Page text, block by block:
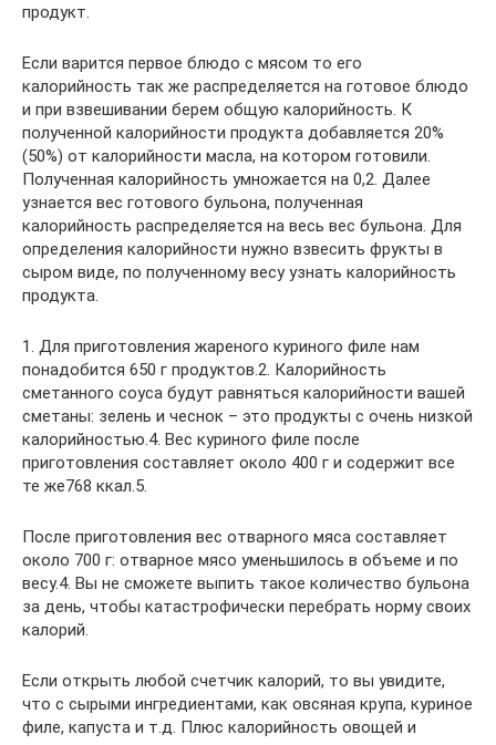
продукт.
Если варится первое блюдо с мясом то его
калорийность так же распределяется на готовое блюдо
и при взвешивании берем общую калорийность. К
полученной калорийности продукта добавляется 20%
(50%) от калорийности масла, на котором готовили.
Полученная калорийность умножается на 0,2. Далее
узнается вес готового бульона, полученная
калорийность распределяется на весь вес бульона. Для
определения калорийности нужно взвесить фрукты в
сыром виде, по полученному весу узнать калорийность
продукта.
1. Для приготовления жареного куриного филе нам
понадобится 650 г продуктов.2. Калорийность
сметанного соуса будут равняться калорийности вашей
сметаны: зелень и чеснок – это продукты с очень низкой
калорийностью.4. Вес куриного филе после
приготовления составляет около 400 г и содержит все
те же768 ккал.5.
После приготовления вес отварного мяса составляет
около 700 г: отварное мясо уменьшилось в объеме и по
весу.4. Вы не сможете выпить такое количество бульона
за день, чтобы катастрофически перебрать норму своих
калорий.
Если открыть любой счетчик калорий, то вы увидите,
что с сырыми ингредиентами, как овсяная крупа, куриное
филе, капуста и т.д. Плюс калорийность овощей и